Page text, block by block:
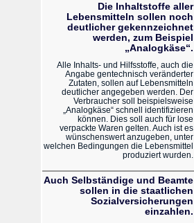
Die Inhaltstoffe aller
Lebensmitteln sollen noch
deutlicher gekennzeichnet
werden, zum Beispiel
„Analogkäse“.
Alle Inhalts- und Hilfsstoffe, auch die
Angabe gentechnisch veränderter
Zutaten, sollen auf Lebensmitteln
deutlicher angegeben werden. Der
Verbraucher soll beispielsweise
„Analogkäse“ schnell identifizieren
können. Dies soll auch für lose
verpackte Waren gelten. Auch ist es
wünschenswert anzugeben, unter
welchen Bedingungen die Lebensmittel
produziert wurden.
Auch Selbständige und Beamte
sollen in die staatlichen
Sozialversicherungen
einzahlen.